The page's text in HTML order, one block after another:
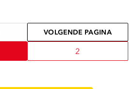
VOLGENDE PAGINA
2